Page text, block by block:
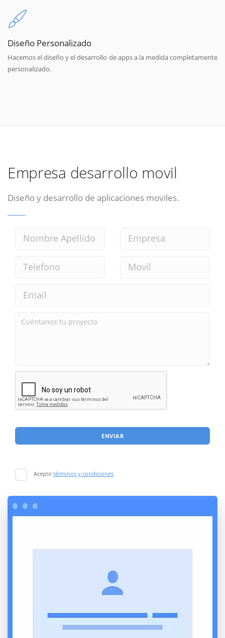
Diseño Personalizado
Hacemos el diseño y el desarrollo de apps a la medida completamente
personalizado.
Empresa desarrollo movil
Diseño y desarrollo de aplicaciones moviles.
ENVIAR
Acepto términos y condiciones